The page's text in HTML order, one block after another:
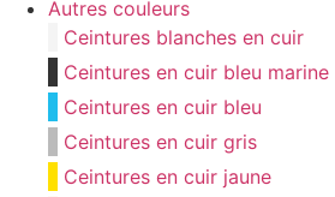
Autres couleurs
Ceintures blanches en cuir
Ceintures en cuir bleu marine
Ceintures en cuir bleu
Ceintures en cuir gris
Ceintures en cuir jaune